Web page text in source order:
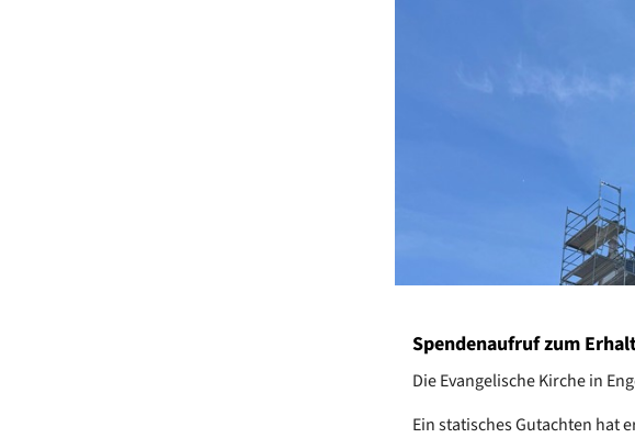
Spendenaufruf zum
Die Evangelische Kirche in
Ein statisches Gutachten hat